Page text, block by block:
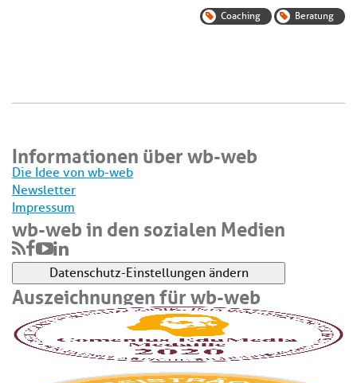
Coaching Beratung
Informationen über wb-web
Die Idee von wb-web
Newsletter
Impressum
wb-web in den sozialen Medien
Datenschutz-Einstellungen ändern
Auszeichnungen für wb-web